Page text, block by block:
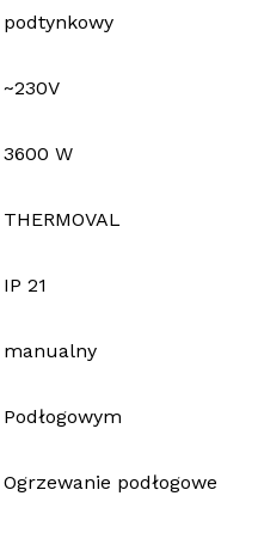
podtynkowy
~230V
3600 W
THERMOVAL
IP 21
manualny
Podłogowym
Ogrzewanie podłogowe